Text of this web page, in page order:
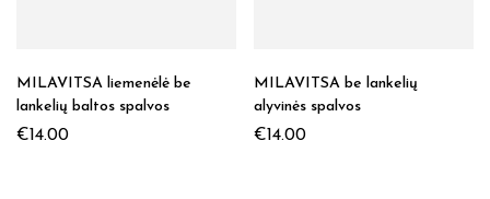
MILAVITSA liemenėlė be
lankelių baltos spalvos
€14.00
MILAVITSA be lankelių
alyvinės spalvos
€14.00